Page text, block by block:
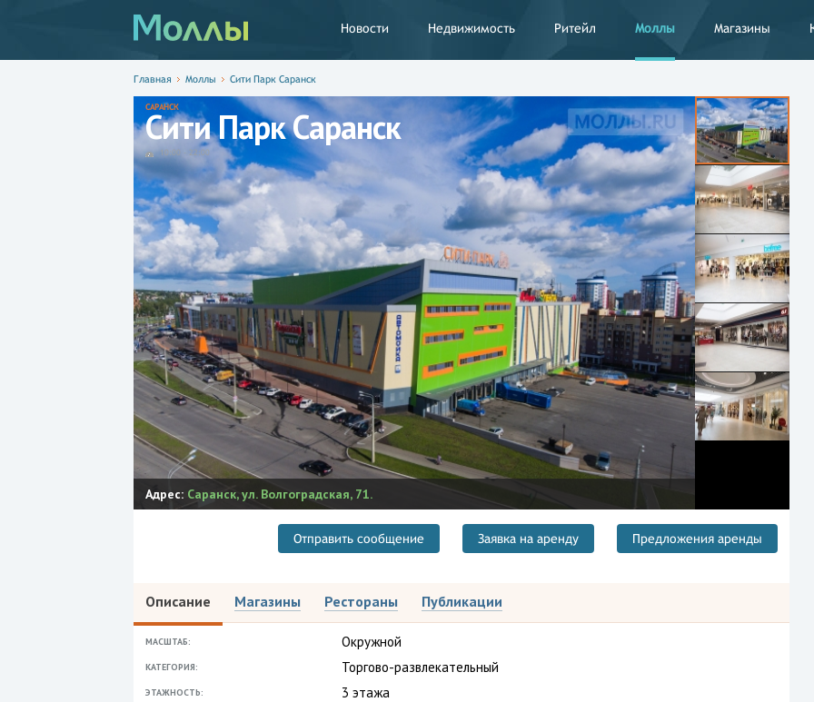
Новости Недвижимость Ритейл Моллы Магазины
Главная Моллы Сити Парк Саранск
САРАНСК
Сити Парк Саранск
10:00 - 22:00
Адрес: Саранск,ул. Волгоградская, 71.
Отправить сообщение Заявка на аренду Предложения аренды
Описание Магазины Рестораны Публикации
МАСШТАБ: Окружной
КАТЕГОРИЯ: Торгово-развлекательный
ЭТАЖНОСТЬ: 3 этажа